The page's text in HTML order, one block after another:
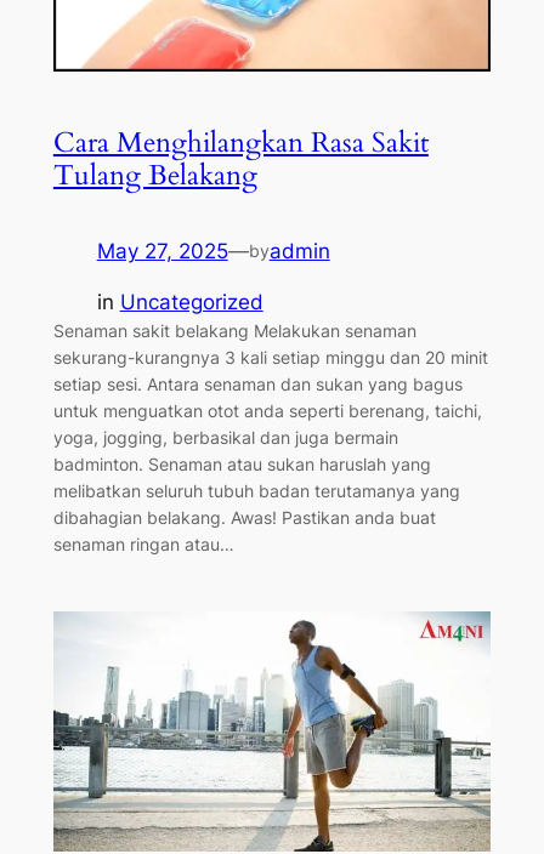
Cara Menghilangkan Rasa Sakit
Tulang Belakang
May 27, 2025—byadmin
in Uncategorized
Senaman sakit belakang Melakukan senaman
sekurang-kurangnya 3 kali setiap minggu dan 20 minit
setiap sesi. Antara senaman dan sukan yang bagus
untuk menguatkan otot anda seperti berenang, taichi,
yoga, jogging, berbasikal dan juga bermain
badminton. Senaman atau sukan haruslah yang
melibatkan seluruh tubuh badan terutamanya yang
dibahagian belakang. Awas! Pastikan anda buat
senaman ringan atau…